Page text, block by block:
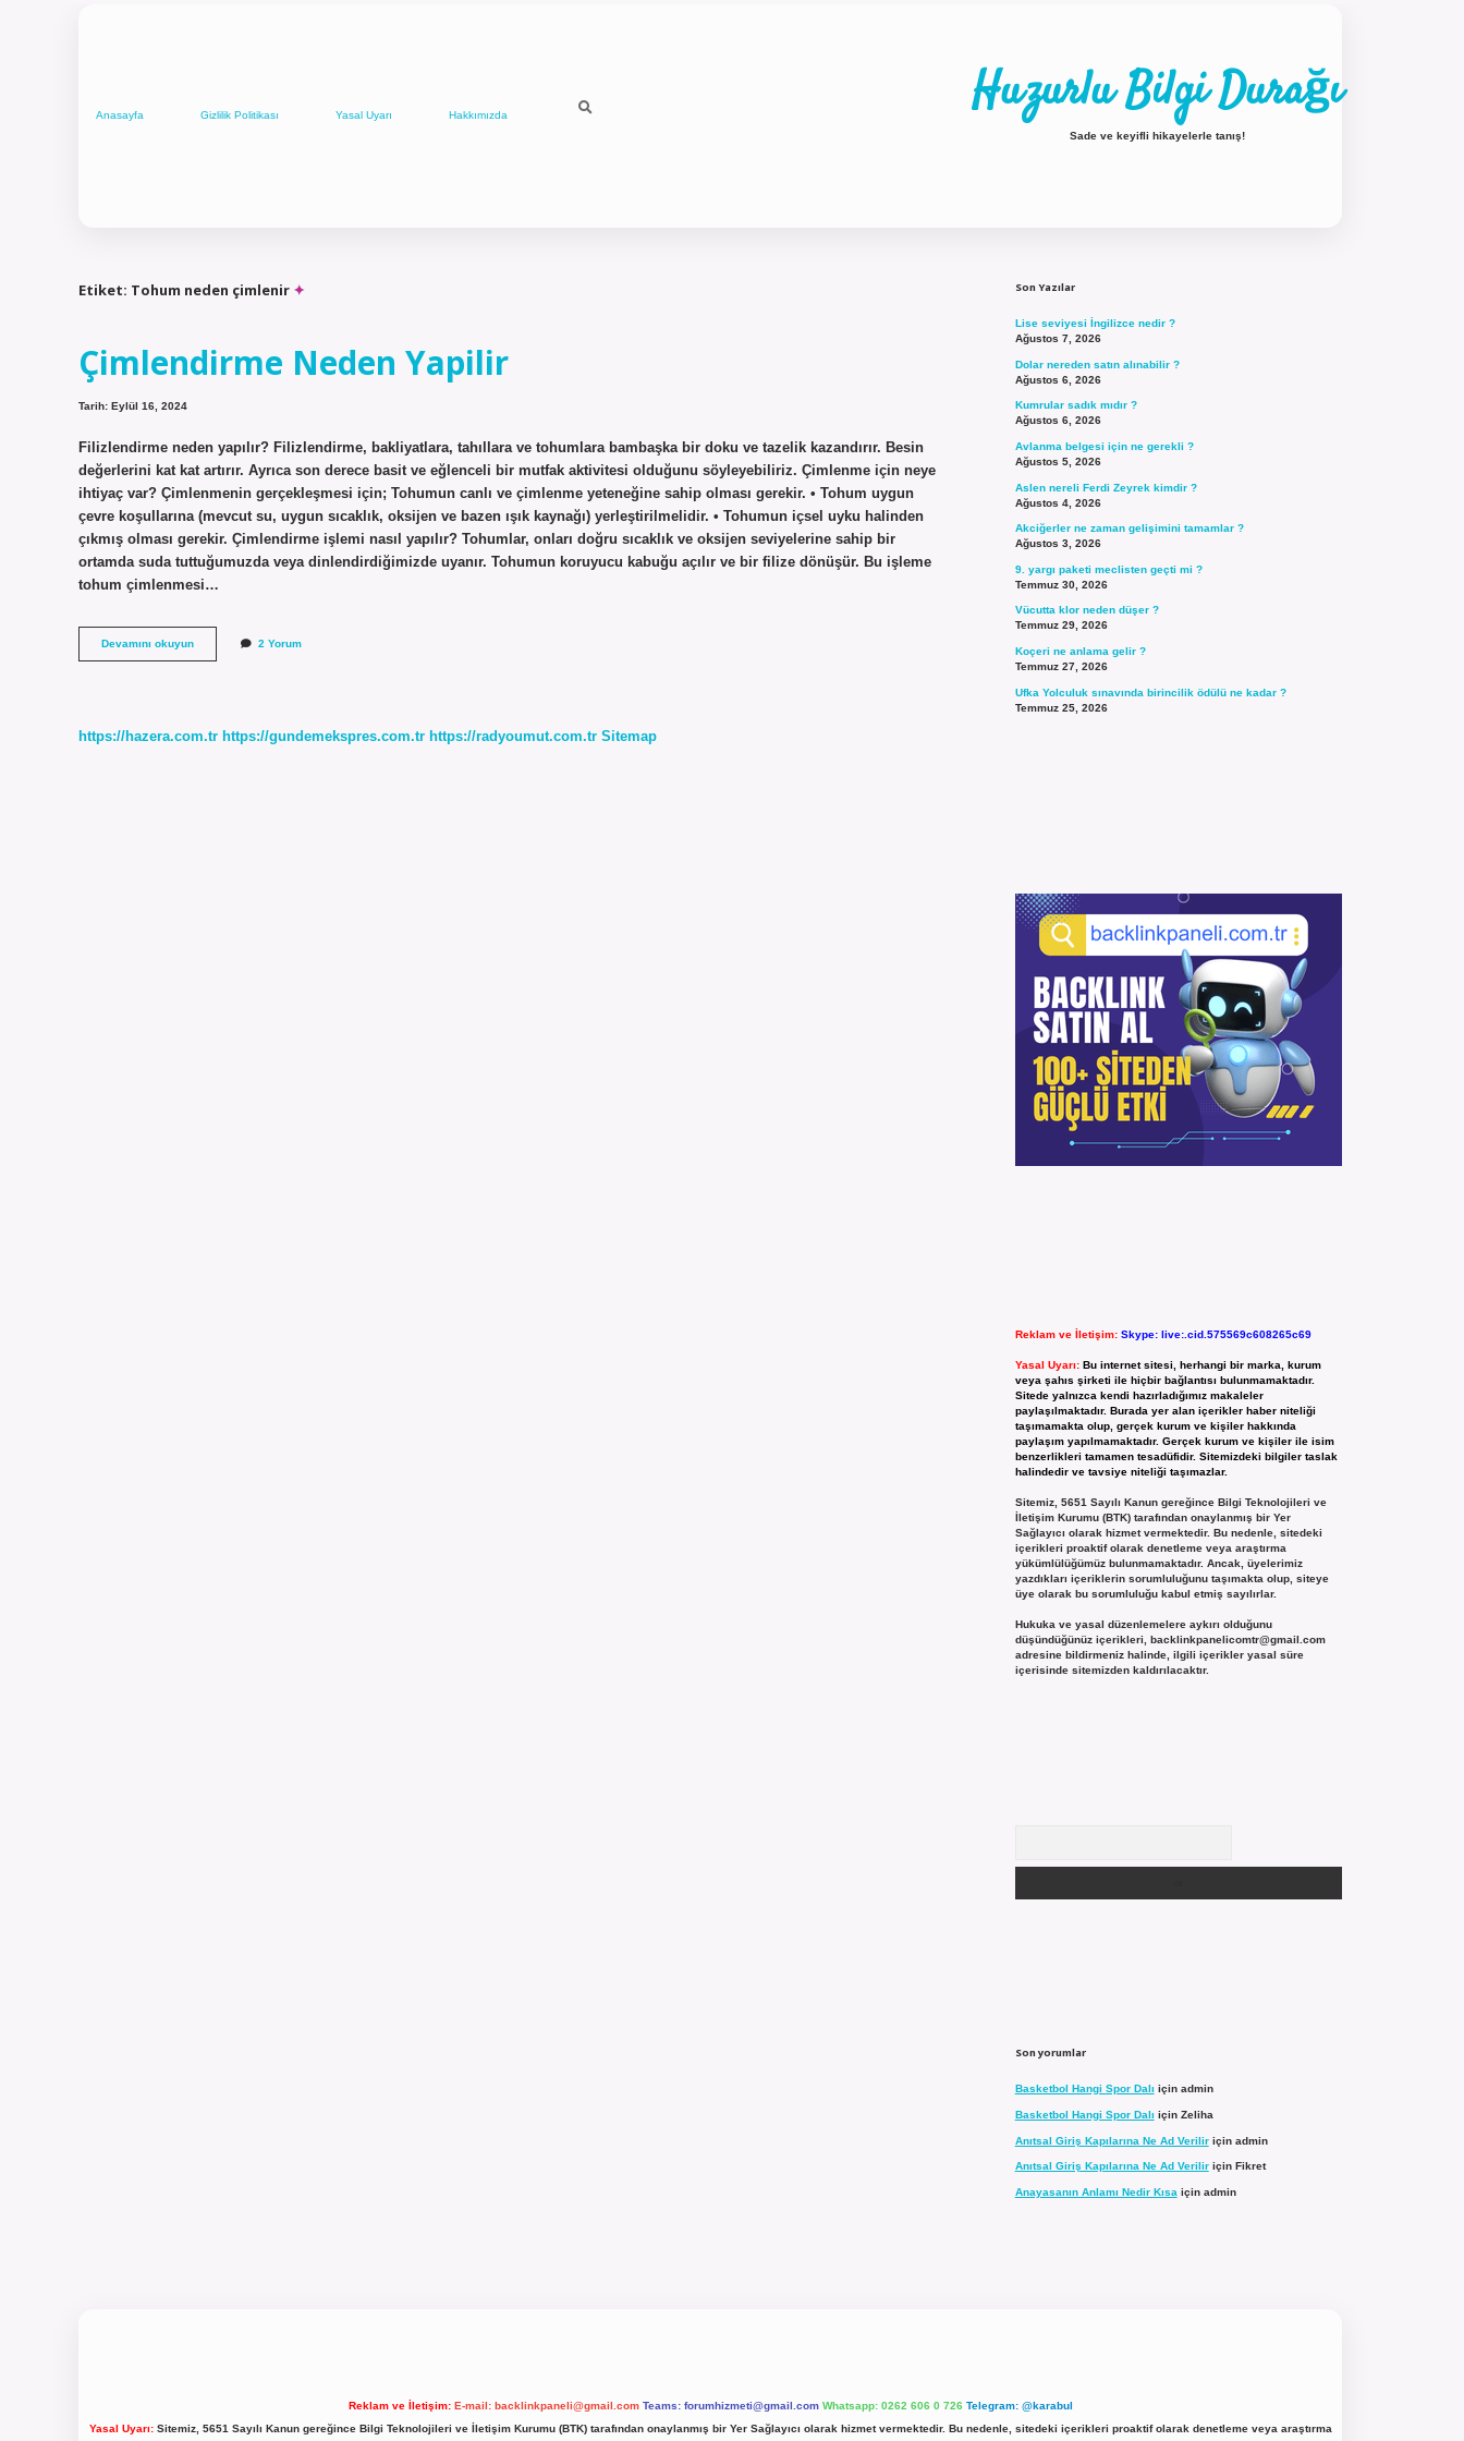
Anasayfa Gizlilik Politikası Yasal Uyarı Hakkımızda Huzurlu Bilgi Durağı
Sade ve keyifli hikayelerle tanış!
Etiket: Tohum neden çimlenir
Çimlendirme Neden Yapilir
Tarih: Eylül 16, 2024
Filizlendirme neden yapılır? Filizlendirme, bakliyatlara, tahıllara ve tohumlara bambaşka bir doku ve tazelik kazandırır. Besin
değerlerini kat kat artırır. Ayrıca son derece basit ve eğlenceli bir mutfak aktivitesi olduğunu söyleyebiliriz. Çimlenme için neye
ihtiyaç var? Çimlenmenin gerçekleşmesi için; Tohumun canlı ve çimlenme yeteneğine sahip olması gerekir. • Tohum uygun
çevre koşullarına (mevcut su, uygun sıcaklık, oksijen ve bazen ışık kaynağı) yerleştirilmelidir. • Tohumun içsel uyku halinden
çıkmış olması gerekir. Çimlendirme işlemi nasıl yapılır? Tohumlar, onları doğru sıcaklık ve oksijen seviyelerine sahip bir
ortamda suda tuttuğumuzda veya dinlendirdiğimizde uyanır. Tohumun koruyucu kabuğu açılır ve bir filize dönüşür. Bu işleme
tohum çimlenmesi…
Devamını okuyunÇimlendirme
Neden
2 Yorum
https://hazera.com.tr https://gundemekspres.com.tr https://radyoumut.com.tr Sitemap
Son Yazılar
Lise seviyesi İngilizce nedir ?
Ağustos 7, 2026
Dolar nereden satın alınabilir ?
Ağustos 6, 2026
Kumrular sadık mıdır ?
Ağustos 6, 2026
Avlanma belgesi için ne gerekli ?
Ağustos 5, 2026
Aslen nereli Ferdi Zeyrek kimdir ?
Ağustos 4, 2026
Akciğerler ne zaman gelişimini tamamlar ?
Ağustos 3, 2026
9. yargı paketi meclisten geçti mi ?
Temmuz 30, 2026
Vücutta klor neden düşer ?
Temmuz 29, 2026
Koçeri ne anlama gelir ?
Temmuz 27, 2026
Ufka Yolculuk sınavında birincilik ödülü ne kadar ?
Temmuz 25, 2026
Reklam ve İletişim: Skype: live:.cid.575569c608265c69
Yasal Uyarı: Bu internet sitesi, herhangi bir marka, kurum
veya şahıs şirketi ile hiçbir bağlantısı bulunmamaktadır.
Sitede yalnızca kendi hazırladığımız makaleler
paylaşılmaktadır. Burada yer alan içerikler haber niteliği
taşımamakta olup, gerçek kurum ve kişiler hakkında
paylaşım yapılmamaktadır. Gerçek kurum ve kişiler ile isim
benzerlikleri tamamen tesadüfidir. Sitemizdeki bilgiler taslak
halindedir ve tavsiye niteliği taşımazlar.
Sitemiz, 5651 Sayılı Kanun gereğince Bilgi Teknolojileri ve
İletişim Kurumu (BTK) tarafından onaylanmış bir Yer
Sağlayıcı olarak hizmet vermektedir. Bu nedenle, sitedeki
içerikleri proaktif olarak denetleme veya araştırma
yükümlülüğümüz bulunmamaktadır. Ancak, üyelerimiz
yazdıkları içeriklerin sorumluluğunu taşımakta olup, siteye
üye olarak bu sorumluluğu kabul etmiş sayılırlar.
Hukuka ve yasal düzenlemelere aykırı olduğunu
düşündüğünüz içerikleri, backlinkpanelicomtr@gmail.com
adresine bildirmeniz halinde, ilgili içerikler yasal süre
içerisinde sitemizden kaldırılacaktır.
Son yorumlar
Basketbol Hangi Spor Dalı için admin
Basketbol Hangi Spor Dalı için Zeliha
Anıtsal Giriş Kapılarına Ne Ad Veriliriçin admin
Anıtsal Giriş Kapılarına Ne Ad Veriliriçin Fikret
Anayasanın Anlamı Nedir Kısa için admin
Reklam ve İletişim: E-mail: backlinkpaneli@gmail.com Teams: forumhizmeti@gmail.com Whatsapp: 0262 606 0 726 Telegram: @karabul
Yasal Uyarı:Sitemiz, 5651 Sayılı Kanun gereğince Bilgi Teknolojileri ve İletişim Kurumu (BTK) tarafından onaylanmış bir Yer Sağlayıcı olarak hizmet vermektedir. Bu nedenle, sitedeki içerikleri proaktif olarak denetleme veya araştırma